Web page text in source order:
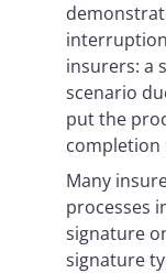
insurers: a
scenario
put the
completion
Many
processes
signature
signature